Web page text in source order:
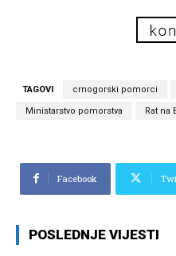
TAGOVI crnogorski pomorci
Ministarstvo pomorstva Rat na
Facebook
POSLEDNJE VIJESTI